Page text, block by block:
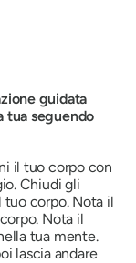
guidata
tua seguendo
il tuo corpo con
Chiudi gli
tuo corpo. Nota il
Nota il
tua mente.
lascia andare